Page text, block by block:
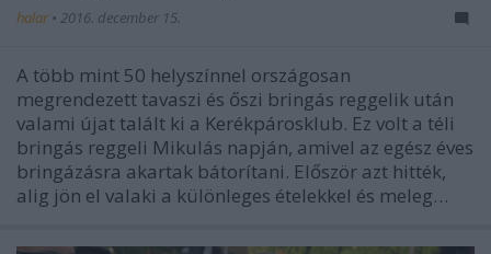
halar • 2016. december 15.
A több mint 50 helyszínnel országosan
megrendezett tavaszi és őszi bringás reggelik után
valami újat talált ki a Kerékpárosklub. Ez volt a téli
bringás reggeli Mikulás napján, amivel az egész éves
bringázásra akartak bátorítani. Először azt hitték,
alig jön el valaki a különleges ételekkel és meleg…